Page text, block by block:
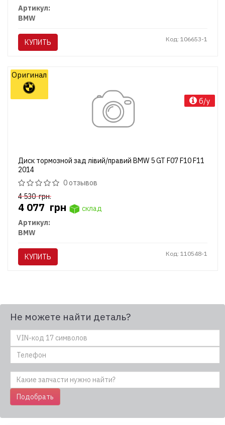
Артикул:
BMW
КУПИТЬ Код: 106653-1
Диск тормозной зад лівий/правий BMW 5 GT F07 F10 F11
2014
0 отзывов
4 530грн.
4 077 грн
склад
Артикул:
BMW
КУПИТЬ Код: 110548-1
Оригинал
б/у
Не можете найти деталь?
Подобрать